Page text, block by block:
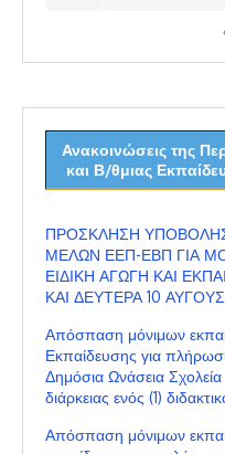
Ανακοινώσεις της
και Β/θμιας
ΠΡΟΣΚΛΗΣΗ
ΜΕΛΩΝ ΕΕΠ-ΕΒΠ ΓΙΑ
ΕΙΔΙΚΗ ΑΓΩΓΗ ΚΑΙ
ΚΑΙ ΔΕΥΤΕΡΑ 10
Απόσπαση μόνιμων
Εκπαίδευσης για
Δημόσια Ωνάσεια
διάρκειας ενός (1)
Απόσπαση μόνιμων